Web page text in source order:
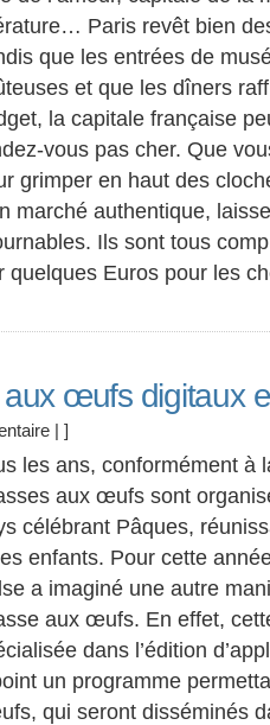
Paris revêt bien
que les entrées de
et que les dîners
la capitale française
vous pas cher. Que
grimper en haut des
marché authentique,
Ils sont tous
quelques Euros pour les
œufs digitaux
| ]
les ans, conformément à
aux œufs sont
célébrant Pâques,
enfants. Pour cette
a imaginé une autre
aux œufs. En effet,
dans l’édition
un programme
qui seront disséminés